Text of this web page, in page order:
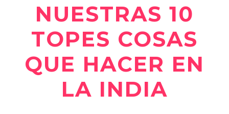
NUESTRAS 10
TOPES COSAS
QUE HACER EN
LA INDIA